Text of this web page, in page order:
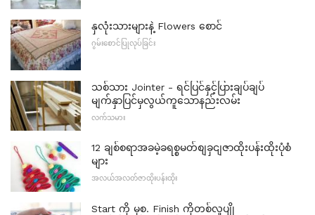
နှလုံးသားများနဲ့ Flowers စောင်
ဂွမ်းစောင်ပြုလုပ်ခြင်း
သစ်သား Jointer - ရင်ပြင်နှင့်ပြားချပ်ချပ်
မျက်နှာပြင်မှလွယ်ကူသောနည်းလမ်း
လက်သမား
12 ချစ်စရာအခမဲ့ခရစ္စမတ်စျခှငျဇာထိုးပန်းထိုးပုံစံ
များ
အလယ်အလတ်ဇာထိုးပန်းထိုး
Start ကို မှစ. Finish ကိုတစ်လူပျို